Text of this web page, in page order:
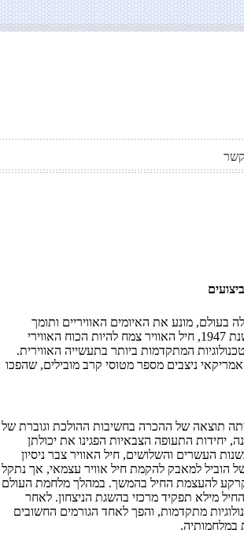
בעולם, מונע את האיומים האוויריים ותומך
במאמץ הקרבי של ארצות הברית. מאז היווסדו בשנת 1947, חיל האוויר צמח להיות הכוח האווירי
המתקדמות ביותר בתעשייה האווירית.
ניצבים מספר מטוסי קרב מובילים, שהפכו
של חיל האוויר האמריקאי בשנת 1947 הייתה תוצאה של ההכרה בחשיבות ההולכת וגוברת של
יחידות התעופה הצבאיות הפגינו את יכולתן
העשרים והשלושים, חיל האוויר צבר ניסיון
הוביל למאבק להקמת חיל אוויר עצמאי, אך נתקל
להעצמת החיל בהמשך. במהלך מלחמת העולם
מילא תפקיד מרכזי בהשגת הניצחון. לאחר
מתקדמות, והפך לאחד הגורמים החשובים
במלחמותיה.